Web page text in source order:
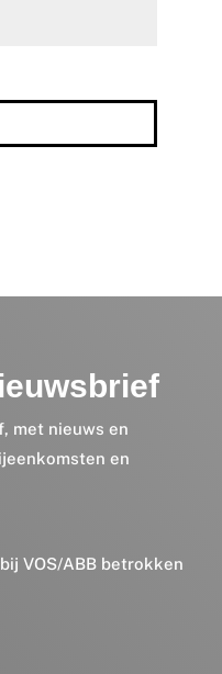
met nieuws en
en
VOS/ABB betrokken